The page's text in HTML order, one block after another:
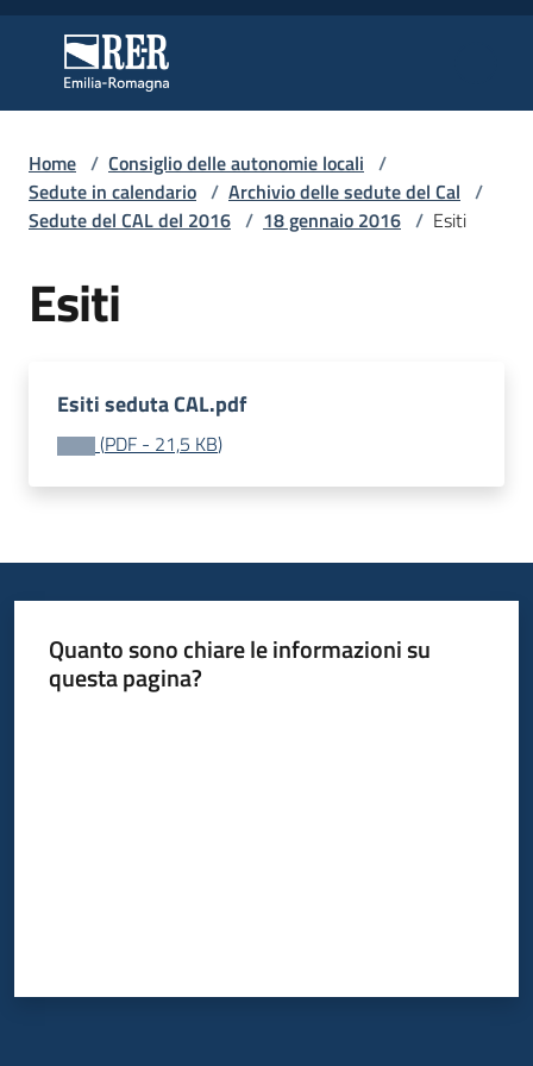
Regione Emilia-Romagna
Regione Emilia-Romagna
Regione
Novità
Leggi
Bandi
Home / Consiglio delle autonomie locali /
Sedute in calendario / Archivio delle sedute del Cal /
Sedute del CAL del 2016 / 18 gennaio 2016 / Esiti
Esiti
Esiti seduta CAL.pdf
(PDF - 21,5 KB)
Quanto sono chiare le informazioni su
questa pagina?